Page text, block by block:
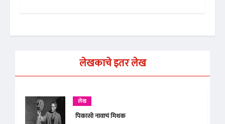
लेखकाचे इतर लेख
लेख
पिकासो नावाचं मिथक